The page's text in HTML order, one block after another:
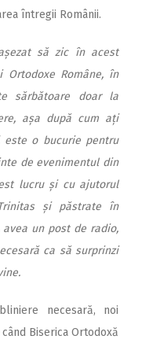
întregii Românii.
să zic în acest
Române, în
sărbătoare doar la
așa după cum ați
este o bucurie pentru
de evenimentul din
lucru și cu ajutorul
și păstrate în
un post de radio,
ca să surprinzi
necesară, noi
Biserica Ortodoxă